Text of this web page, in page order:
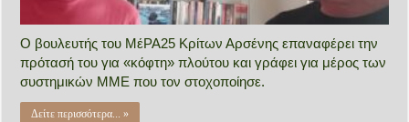
Ο βουλευτής του ΜέΡΑ25 Κρίτων Αρσένης επαναφέρει την
πρότασή του για «κόφτη» πλούτου και γράφει για μέρος των
συστημικών ΜΜΕ που τον στοχοποίησε.
Δείτε περισσότερα... »